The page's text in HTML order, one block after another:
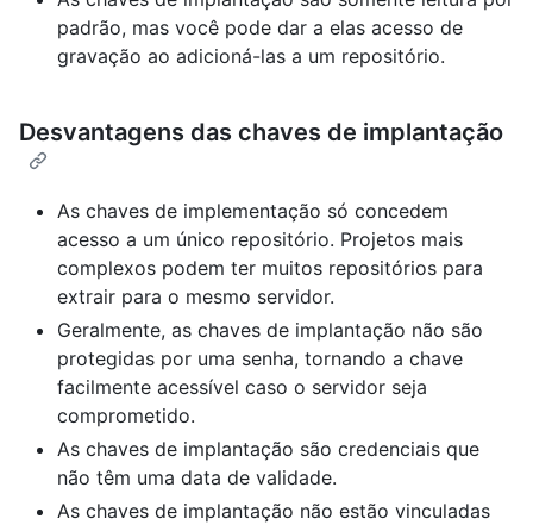
padrão, mas você pode dar a elas acesso de
gravação ao adicioná-las a um repositório.
Desvantagens das chaves de implantação
As chaves de implementação só concedem
acesso a um único repositório. Projetos mais
complexos podem ter muitos repositórios para
extrair para o mesmo servidor.
Geralmente, as chaves de implantação não são
protegidas por uma senha, tornando a chave
facilmente acessível caso o servidor seja
comprometido.
As chaves de implantação são credenciais que
não têm uma data de validade.
As chaves de implantação não estão vinculadas